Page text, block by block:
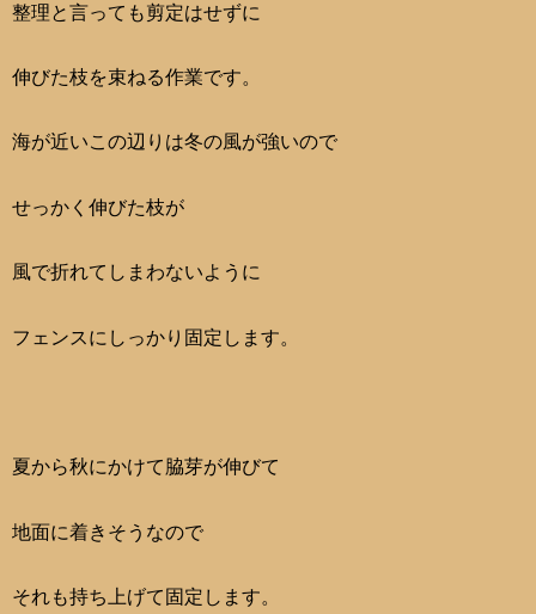
整理と言っても剪定はせずに
伸びた枝を束ねる作業です。
海が近いこの辺りは冬の風が強いので
せっかく伸びた枝が
風で折れてしまわないように
フェンスにしっかり固定します。
夏から秋にかけて脇芽が伸びて
地面に着きそうなので
それも持ち上げて固定します。